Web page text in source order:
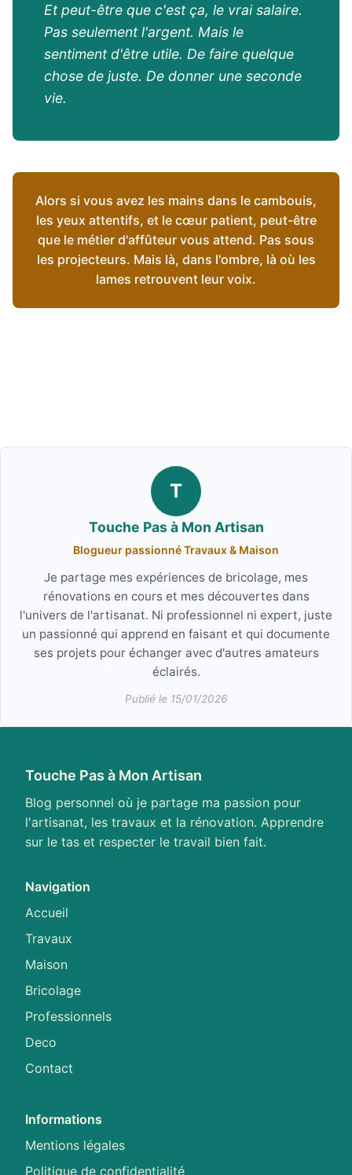
Et peut-être que c'est ça, le vrai salaire.
Pas seulement l'argent. Mais le
sentiment d'être utile. De faire quelque
chose de juste. De donner une seconde
vie.
Alors si vous avez les mains dans le cambouis,
les yeux attentifs, et le cœur patient, peut-être
que le métier d'affûteur vous attend. Pas sous
les projecteurs. Mais là, dans l'ombre, là où les
lames retrouvent leur voix.
T
Touche Pas à Mon Artisan
Blogueur passionné Travaux & Maison
Je partage mes expériences de bricolage, mes
rénovations en cours et mes découvertes dans
l'univers de l'artisanat. Ni professionnel ni expert, juste
un passionné qui apprend en faisant et qui documente
ses projets pour échanger avec d'autres amateurs
éclairés.
Publié le 15/01/2026
Touche Pas à Mon Artisan
Blog personnel où je partage ma passion pour
l'artisanat, les travaux et la rénovation. Apprendre
sur le tas et respecter le travail bien fait.
Navigation
Accueil
Travaux
Maison
Bricolage
Professionnels
Deco
Contact
Informations
Mentions légales
Politique de confidentialité